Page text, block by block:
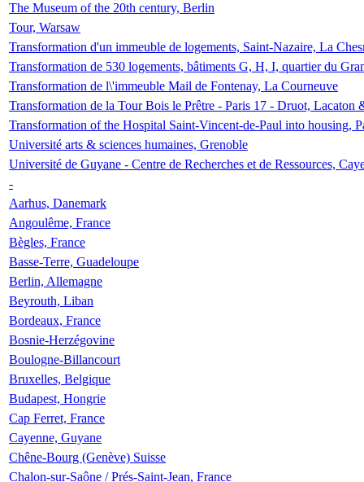
The Museum of the 20th century, Berlin
Tour, Warsaw
Transformation d'un immeuble de logements, Saint-Nazaire, La
Transformation de 530 logements, bâtiments G, H, I, quartier du
Transformation de l\'immeuble Mail de Fontenay, La Courneuve
Transformation de la Tour Bois le Prêtre - Paris 17 - Druot, Lacaton
Transformation of the Hospital Saint-Vincent-de-Paul into housing,
Université arts & sciences humaines, Grenoble
Université de Guyane - Centre de Recherches et de Ressources,
-
Aarhus, Danemark
Angoulême, France
Bègles, France
Basse-Terre, Guadeloupe
Berlin, Allemagne
Beyrouth, Liban
Bordeaux, France
Bosnie-Herzégovine
Boulogne-Billancourt
Bruxelles, Belgique
Budapest, Hongrie
Cap Ferret, France
Cayenne, Guyane
Chêne-Bourg (Genève) Suisse
Chalon-sur-Saône / Prés-Saint-Jean, France